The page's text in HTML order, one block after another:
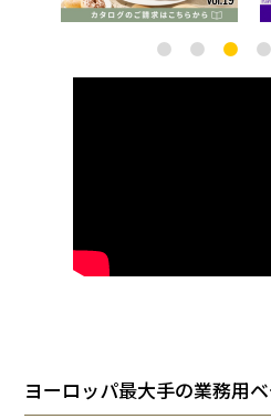
ヨーロッパ最大手の業務用